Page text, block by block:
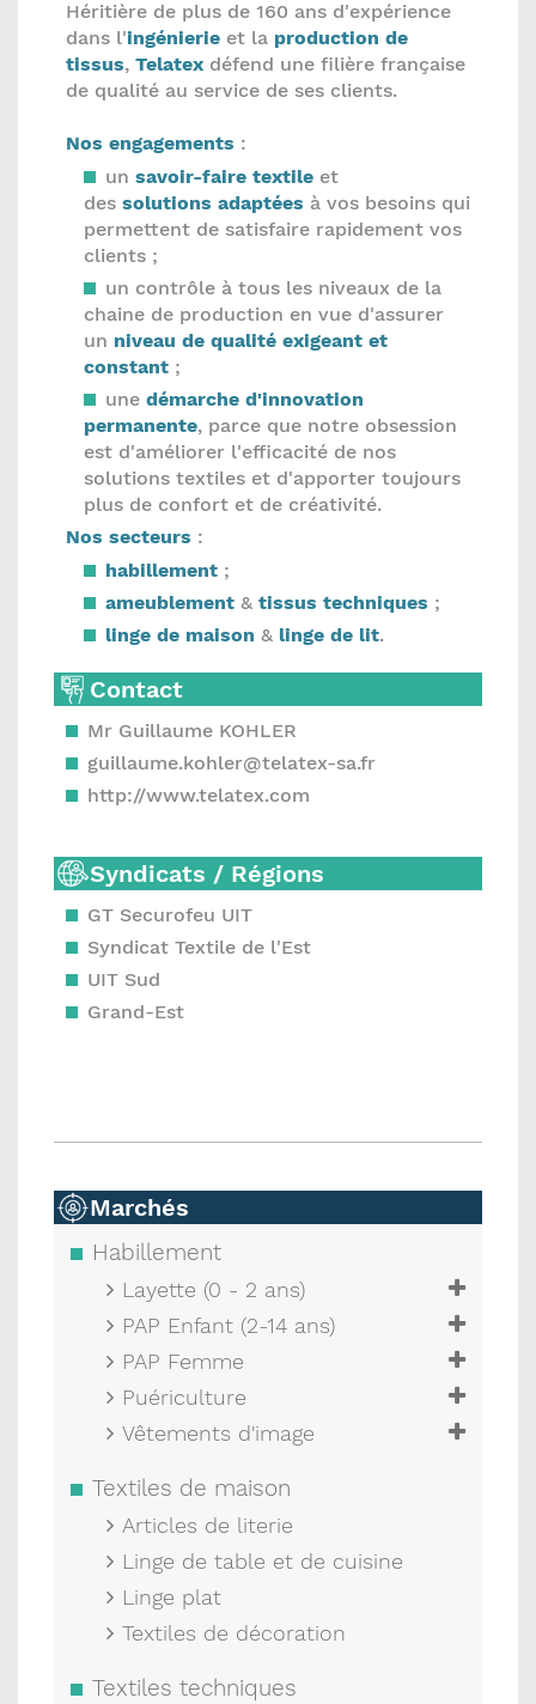
Héritière de plus de 160 ans d'expérience
dans l'ingénierie et la production de
tissus, Telatex défend une filière française
de qualité au service de ses clients.
Nos engagements :
un savoir-faire textile et
des solutions adaptées à vos besoins qui
permettent de satisfaire rapidement vos
clients ;
un contrôle à tous les niveaux de la
chaine de production en vue d'assurer
un niveau de qualité exigeant et
constant ;
une démarche d'innovation
permanente, parce que notre obsession
est d'améliorer l'efficacité de nos
solutions textiles et d'apporter toujours
plus de confort et de créativité.
Nos secteurs :
habillement ;
ameublement & tissus techniques ;
linge de maison & linge de lit.
Contact
Mr Guillaume KOHLER
guillaume.kohler@telatex-sa.fr
http://www.telatex.com
Syndicats / Régions
GT Securofeu UIT
Syndicat Textile de l'Est
UIT Sud
Grand-Est
Marchés
Habillement
Layette (0 - 2 ans)
PAP Enfant (2-14 ans)
PAP Femme
Puériculture
Vêtements d'image
Textiles de maison
Articles de literie
Linge de table et de cuisine
Linge plat
Textiles de décoration
Textiles techniques